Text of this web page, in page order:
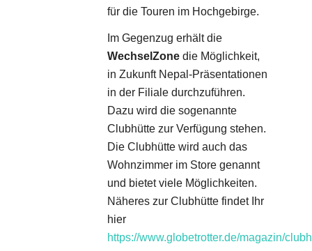
für die Touren im Hochgebirge.
Im Gegenzug erhält die
WechselZone die Möglichkeit,
in Zukunft Nepal-Präsentationen
in der Filiale durchzuführen.
Dazu wird die sogenannte
Clubhütte zur Verfügung stehen.
Die Clubhütte wird auch das
Wohnzimmer im Store genannt
und bietet viele Möglichkeiten.
Näheres zur Clubhütte findet Ihr
hier
https://www.globetrotter.de/magazin/